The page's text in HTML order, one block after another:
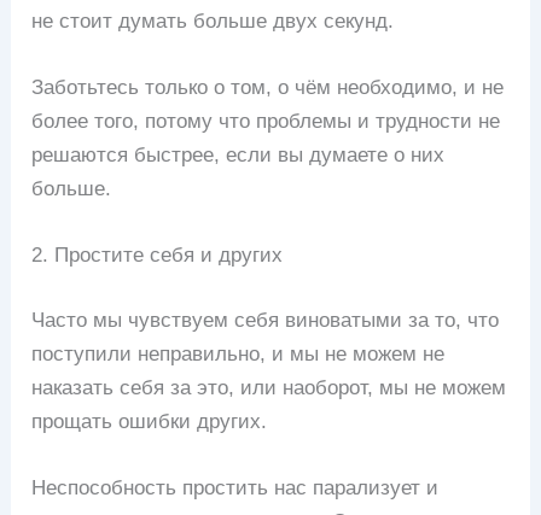
не стоит думать больше двух секунд.
Заботьтесь только о том, о чём необходимо, и не
более того, потому что проблемы и трудности не
решаются быстрее, если вы думаете о них
больше.
2. Простите себя и других
Часто мы чувствуем себя виноватыми за то, что
поступили неправильно, и мы не можем не
наказать себя за это, или наоборот, мы не можем
прощать ошибки других.
Неспособность простить нас парализует и